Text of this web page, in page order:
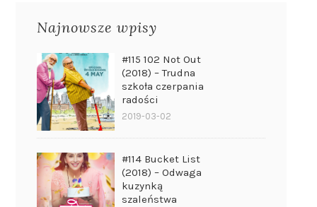
Najnowsze wpisy
#115 102 Not Out
(2018) – Trudna
szkoła czerpania
radości
2019-03-02
#114 Bucket List
(2018) – Odwaga
kuzynką
szaleństwa